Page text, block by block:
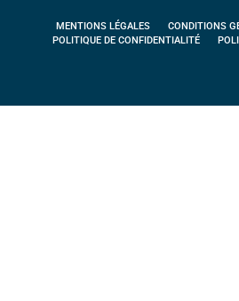
MENTIONS LÉGALES
CONDITIONS
POLITIQUE DE CONFIDENTIALITÉ